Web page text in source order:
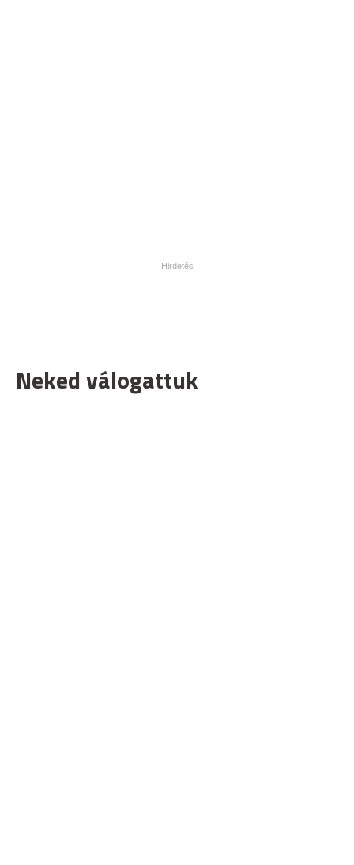
Neked válogattuk